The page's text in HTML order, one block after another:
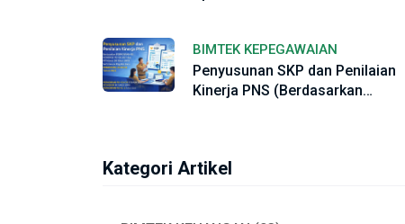
BIMTEK KEPEGAWAIAN
Penyusunan SKP dan Penilaian
Kinerja PNS (Berdasarkan
PEMENPAN-RB NO. 6 Tahun 2022.
Kategori Artikel